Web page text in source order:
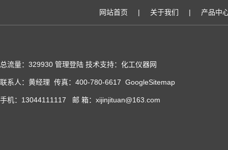
网站首页 | 关于我们 | 产品中
总流量：329930 管理登陆 技术支持：化工仪器网
联系人：黄经理 传真：400-780-6617 GoogleSitemap
手机：13044111117 邮 箱：xijinjituan@163.com